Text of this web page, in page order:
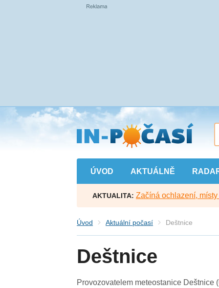
Přejít
na
hlavní
obsah
ÚVOD AKTUÁLNĚ
AKTUALITA: Začíná ochlazení,
Úvod Aktuální počasí Deštnice
Deštnice
Provozovatelem meteostanice Deštnice